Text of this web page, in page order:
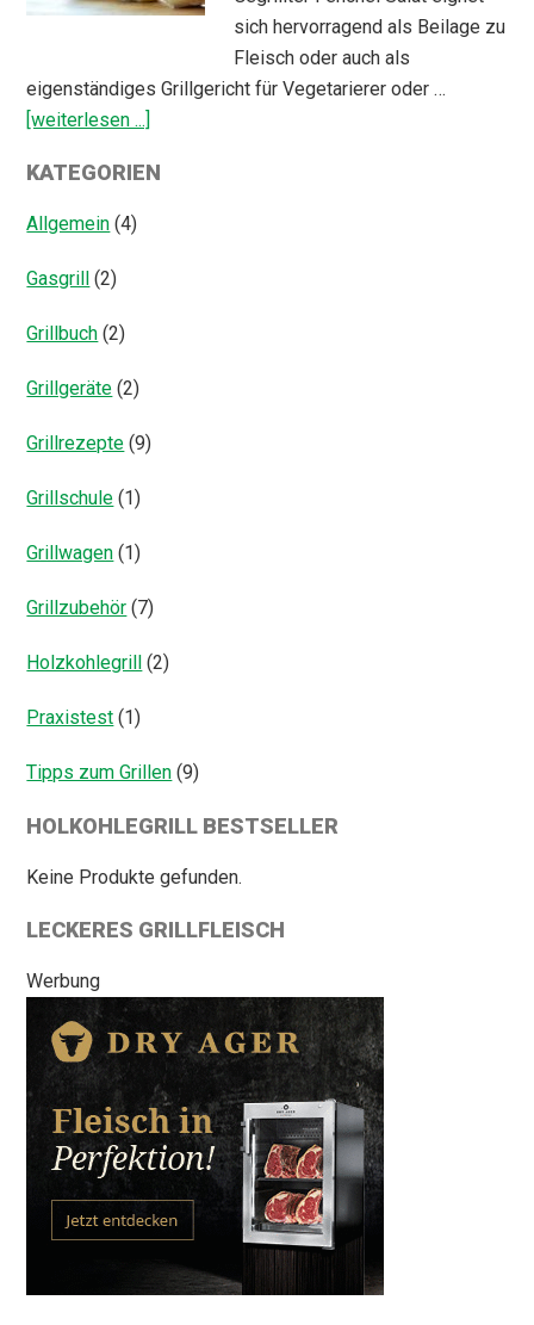
sich hervorragend als Beilage zu
Fleisch oder auch als
eigenständiges Grillgericht für Vegetarierer oder …
[weiterlesen ...]
Salat
KATEGORIEN
Allgemein (4)
Gasgrill (2)
Grillbuch (2)
Grillgeräte (2)
Grillrezepte (9)
Grillschule (1)
Grillwagen (1)
Grillzubehör (7)
Holzkohlegrill (2)
Praxistest (1)
Tipps zum Grillen (9)
HOLKOHLEGRILL BESTSELLER
Keine Produkte gefunden.
LECKERES GRILLFLEISCH
Werbung